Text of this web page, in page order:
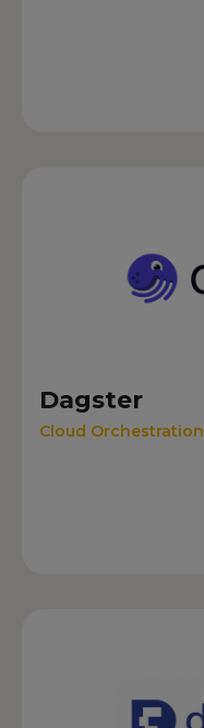
Dagster
Cloud Orchestration